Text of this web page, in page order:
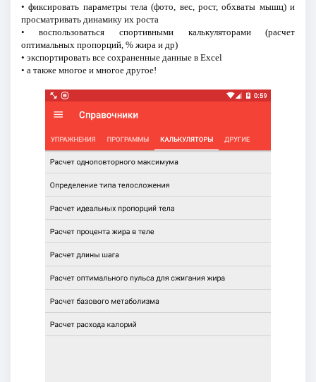
• фиксировать параметры тела (фото, вес, рост, обхваты мышц) и
просматривать динамику их роста
• воспользоваться спортивными калькуляторами (расчет
оптимальных пропорций, % жира и др)
• экспортировать все сохраненные данные в Excel
• а также многое и многое другое!